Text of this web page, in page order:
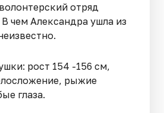
отряд
В чем Александра ушла из
рост 154 -156 см,
рыжие
глаза.